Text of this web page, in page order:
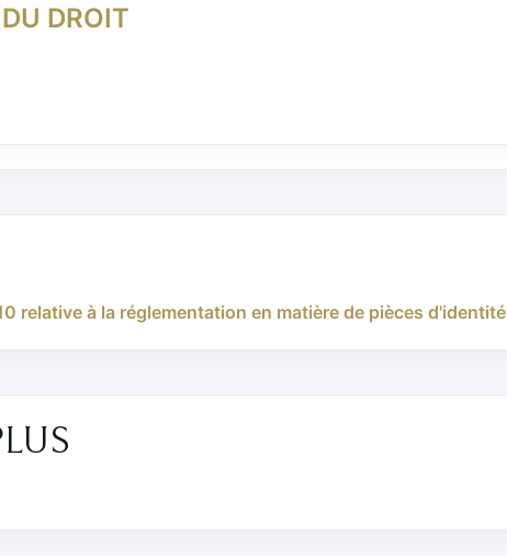
DROIT
relative à la réglementation en matière de pièces d'identité